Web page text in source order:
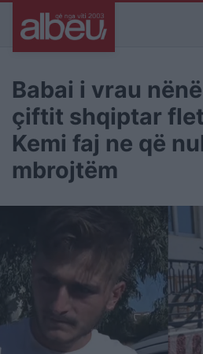
Babai i vrau
çiftit shqiptar
Kemi faj ne që
mbrojtëm